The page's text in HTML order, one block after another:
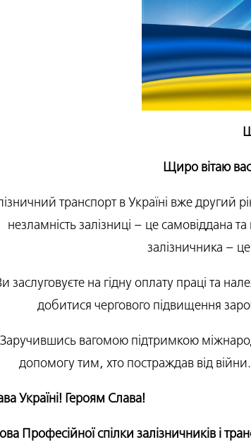
Щиро вітаю
транспорт в Україні вже другий
незламність залізниці – це самовіддана
залізничника –
заслуговуєте на гідну оплату праці та
добитися чергового підвищення
Заручившись вагомою підтримкою
допомогу тим, хто постраждав від
Україні! Героям Слава!
Професійної спілки залізничників і